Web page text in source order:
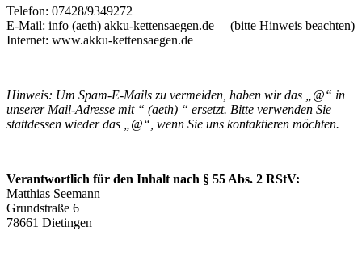
Telefon: 07428/9349272
E-Mail: info (aeth) akku-kettensaegen.de (bitte Hinweis beachten)
Internet: www.akku-kettensaegen.de
Hinweis: Um Spam-E-Mails zu vermeiden, haben wir das „@“ in
unserer Mail-Adresse mit “ (aeth) “ ersetzt. Bitte verwenden Sie
stattdessen wieder das „@“, wenn Sie uns kontaktieren möchten.
Verantwortlich für den Inhalt nach § 55 Abs. 2 RStV:
Matthias Seemann
Grundstraße 6
78661 Dietingen